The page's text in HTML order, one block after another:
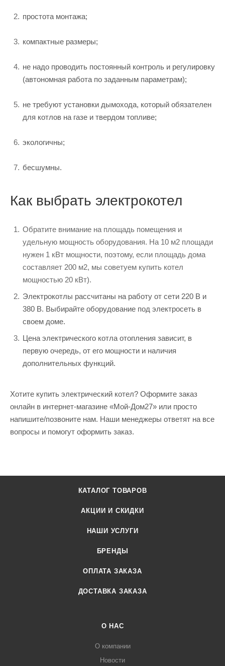
простота монтажа;
компактные размеры;
не надо проводить постоянный контроль и регулировку
(автономная работа по заданным параметрам);
не требуют установки дымохода, который обязателен
для котлов на газе и твердом топливе;
экологичны;
бесшумны.
Как выбрать электрокотел
Обратите внимание на площадь помещения и
удельную мощность оборудования. На 10 м2 площади
нужен 1 кВт мощности, поэтому, если площадь дома
составляет 200 м2, мы советуем купить котел
мощностью 20 кВт).
Электрокотлы рассчитаны на работу от сети 220 В и
380 В. Выбирайте оборудование под электросеть в
своем доме.
Цена электрического котла отопления зависит, в
первую очередь, от его мощности и наличия
дополнительных функций.
Хотите купить электрический котел? Оформите заказ
онлайн в интернет-магазине «Мой-Дом27» или просто
напишите/позвоните нам. Наши менеджеры ответят на все
вопросы и помогут оформить заказ.
КАТАЛОГ ТОВАРОВ
АКЦИИ И СКИДКИ
НАШИ УСЛУГИ
БРЕНДЫ
ОПЛАТА ЗАКАЗА
ДОСТАВКА ЗАКАЗА
О НАС
О компании
Новости